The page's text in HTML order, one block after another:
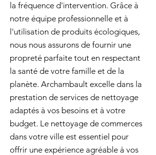
la fréquence d'intervention. Grâce à
notre équipe professionnelle et à
l'utilisation de produits écologiques,
nous nous assurons de fournir une
propreté parfaite tout en respectant
la santé de votre famille et de la
planète. Archambault excelle dans la
prestation de services de nettoyage
adaptés à vos besoins et à votre
budget. Le nettoyage de commerces
dans votre ville est essentiel pour
offrir une expérience agréable à vos